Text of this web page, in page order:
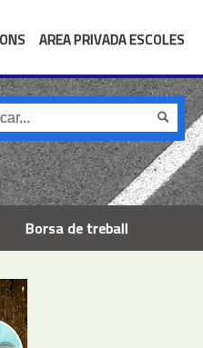
AREA PRIVADA ESCOLES
Borsa de treball